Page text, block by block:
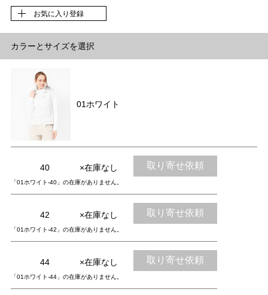
お気に入り登録
カラーとサイズを選択
01ホワイト
40 ×在庫なし 取り寄せ依頼
「01ホワイト-40」の在庫がありません。
42 ×在庫なし 取り寄せ依頼
「01ホワイト-42」の在庫がありません。
44 ×在庫なし 取り寄せ依頼
「01ホワイト-44」の在庫がありません。